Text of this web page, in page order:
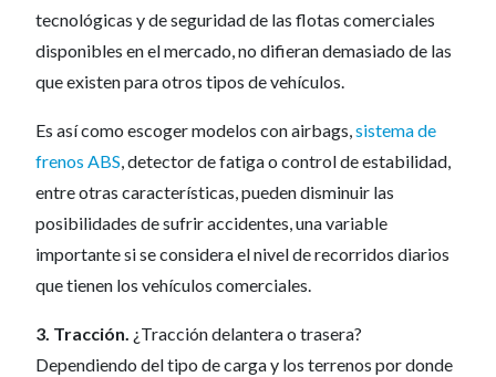
tecnológicas y de seguridad de las flotas comerciales
disponibles en el mercado, no difieran demasiado de las
que existen para otros tipos de vehículos.
Es así como escoger modelos con airbags,sistema de
frenos ABS, detector de fatiga o control de estabilidad,
entre otras características, pueden disminuir las
posibilidades de sufrir accidentes, una variable
importante si se considera el nivel de recorridos diarios
que tienen los vehículos comerciales.
3. Tracción. ¿Tracción delantera o trasera?
Dependiendo del tipo de carga y los terrenos por donde